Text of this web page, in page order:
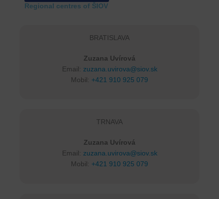
Regional centres of ŠIOV
BRATISLAVA
Zuzana Uvírová
Email: zuzana.uvirova@siov.sk
Mobil: +421 910 925 079
TRNAVA
Zuzana Uvírová
Email: zuzana.uvirova@siov.sk
Mobil: +421 910 925 079